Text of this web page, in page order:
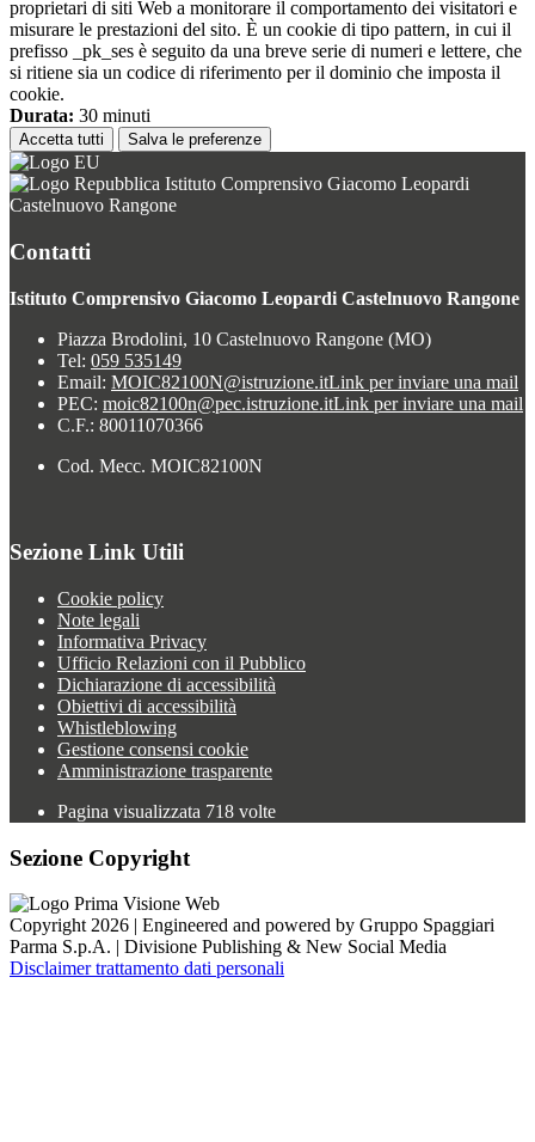
proprietari di siti Web a monitorare il comportamento dei visitatori e
misurare le prestazioni del sito. È un cookie di tipo pattern, in cui il
prefisso _pk_ses è seguito da una breve serie di numeri e lettere, che
si ritiene sia un codice di riferimento per il dominio che imposta il
cookie.
Durata: 30 minuti
Accetta tutti Salva le preferenze
Istituto Comprensivo Giacomo Leopardi
Castelnuovo Rangone
Contatti
Istituto Comprensivo Giacomo Leopardi Castelnuovo Rangone
Piazza Brodolini, 10 Castelnuovo Rangone (MO)
Tel: 059 535149
Email: MOIC82100N@istruzione.itLink per inviare una mail
PEC: moic82100n@pec.istruzione.itLink per inviare una mail
C.F.: 80011070366
Cod. Mecc. MOIC82100N
Sezione Link Utili
Cookie policy
Note legali
Informativa Privacy
Ufficio Relazioni con il Pubblico
Dichiarazione di accessibilità
Obiettivi di accessibilità
Whistleblowing
Gestione consensi cookie
Amministrazione trasparente
Pagina visualizzata 718 volte
Sezione Copyright
Copyright 2026 | Engineered and powered by Gruppo Spaggiari
Parma S.p.A. | Divisione Publishing & New Social Media
Disclaimer trattamento dati personali